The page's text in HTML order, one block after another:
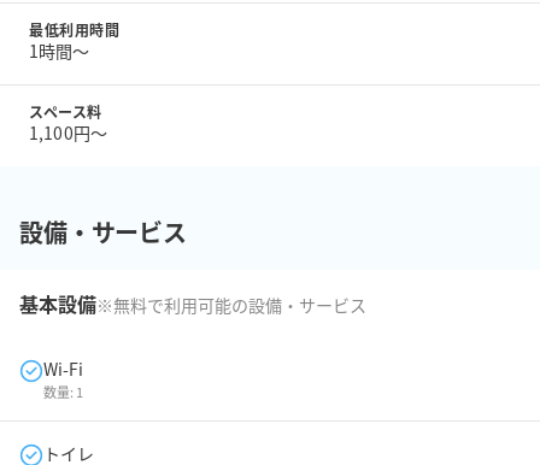
最低利用時間
1時間〜
スペース料
1,100円〜
設備・サービス
基本設備※無料で利用可能の設備・サービス
Wi-Fi
数量: 1
トイレ